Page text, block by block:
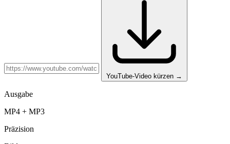
YouTube-Video kürzen →
Ausgabe
MP4 + MP3
Präzision